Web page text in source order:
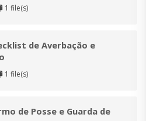
1 file(s)
de Averbação e
1 file(s)
de Posse e Guarda de